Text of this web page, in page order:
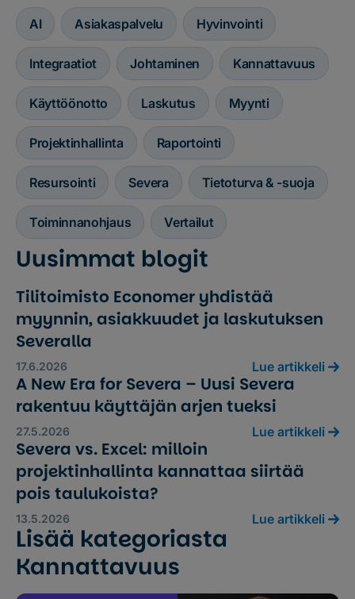
AI Asiakaspalvelu Hyvinvointi
Integraatiot Johtaminen Kannattavuus
Käyttöönotto Laskutus Myynti
Projektinhallinta Raportointi
Resursointi Severa Tietoturva & -suoja
Toiminnanohjaus Vertailut
Uusimmat blogit
Tilitoimisto Economer yhdistää
myynnin, asiakkuudet ja laskutuksen
Severalla
17.6.2026 Lue artikkeli
A New Era for Severa – Uusi Severa
rakentuu käyttäjän arjen tueksi
27.5.2026 Lue artikkeli
Severa vs. Excel: milloin
projektinhallinta kannattaa siirtää
pois taulukoista?
13.5.2026 Lue artikkeli
Lisää kategoriasta
Kannattavuus